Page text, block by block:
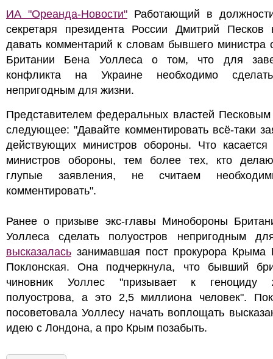
ИА "Ореанда-Новости" Работающий в
секретаря президента России Дмитрий Песков
давать комментарий к словам бывшего министра
Британии Бена Уоллеса о том, что для
конфликта на Украине необходимо
непригодным для жизни.
Представителем федеральных властей Песковым
следующее: "Давайте комментировать всё-таки
действующих министров обороны. Что
министров обороны, тем более тех, кто
глупые заявления, не считаем
комментировать".
Ранее о призыве экс-главы Минобороны
Уоллеса сделать полуостров непригодным
высказалась занимавшая пост прокурора Крыма
Поклонская. Она подчеркнула, что бывший
чиновник Уоллес "призывает к геноциду
полуострова, а это 2,5 миллиона человек".
посоветовала Уоллесу начать воплощать
идею с Лондона, а про Крым позабыть.